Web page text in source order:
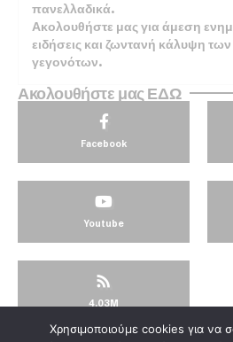
πανελλαδικά.
Ακολουθήστε μας για άμεση
ειδήσεις και ζωντανή κάλυψη
γεγονότων.
Ακολουθήστε μας ΕΔΩ
Facebook
Youtube
4.03M
© KorinthosTV @2025
Χρησιμοποιούμε cookies για να